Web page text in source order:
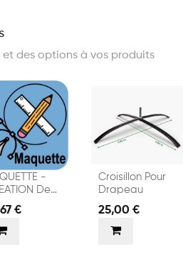
des options à vos produits
-
De
€
Croisillon Pour
Drapeau
25,00 €